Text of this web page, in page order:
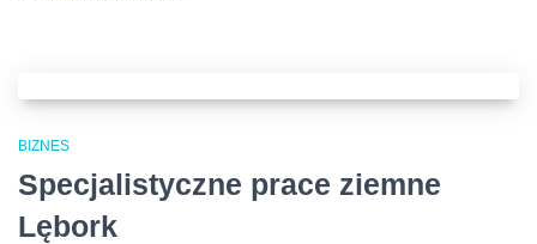
BIZNES
Specjalistyczne prace ziemne
Lębork